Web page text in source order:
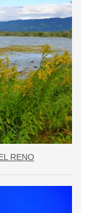
RENO